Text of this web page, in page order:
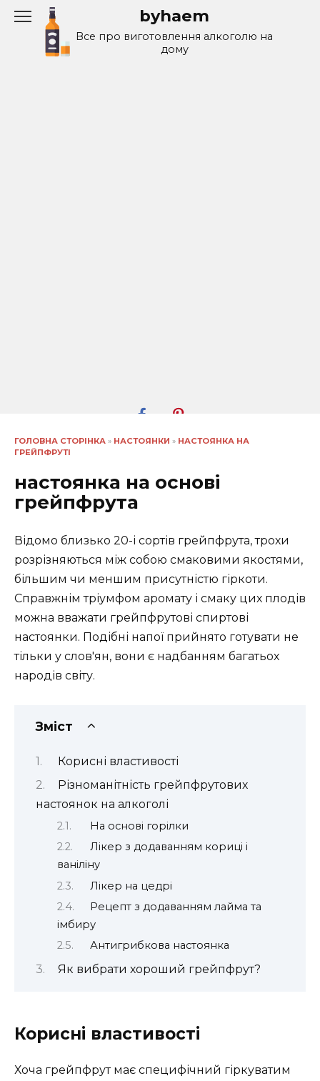
Перейти
содержанию
byhaem
Все про виготовлення алкоголю на
дому
ГОЛОВНА СТОРІНКА » НАСТОЯНКИ » НАСТОЯНКА НА
ГРЕЙПФРУТІ
настоянка на основі
грейпфрута
Відомо близько 20-і сортів грейпфрута, трохи
розрізняються між собою смаковими якостями,
більшим чи меншим присутністю гіркоти.
Справжнім тріумфом аромату і смаку цих плодів
можна вважати грейпфрутові спиртові
настоянки. Подібні напої прийнято готувати не
тільки у слов'ян, вони є надбанням багатьох
народів світу.
Зміст
Корисні властивості
Різноманітність грейпфрутових
настоянок на алкоголі
На основі горілки
Лікер з додаванням кориці і
ваніліну
Лікер на цедрі
Рецепт з додаванням лайма та
імбиру
Антигрибкова настоянка
Як вибрати хороший грейпфрут?
Корисні властивості
Хоча грейпфрут має специфічний гіркуватим